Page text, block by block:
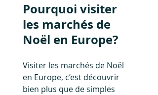
Pourquoi visiter
les marchés de
Noël en Europe?
Visiter les marchés de Noël
en Europe, c’est découvrir
bien plus que de simples